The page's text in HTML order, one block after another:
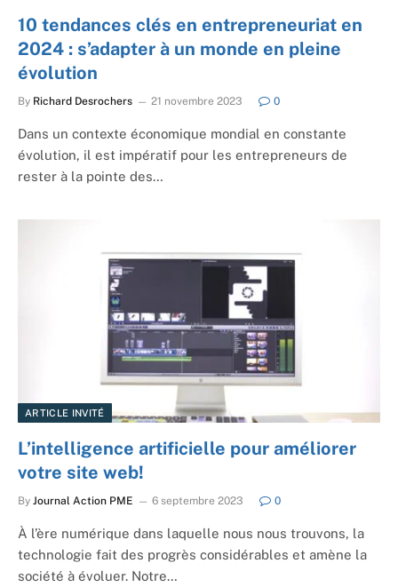
10 tendances clés en entrepreneuriat en
2024 : s’adapter à un monde en pleine
évolution
By Richard Desrochers 21 novembre 2023 0
Dans un contexte économique mondial en constante
évolution, il est impératif pour les entrepreneurs de
rester à la pointe des…
ARTICLE INVITÉ
L’intelligence artificielle pour améliorer
votre site web!
By Journal Action PME 6 septembre 2023 0
À l’ère numérique dans laquelle nous nous trouvons, la
technologie fait des progrès considérables et amène la
société à évoluer. Notre…